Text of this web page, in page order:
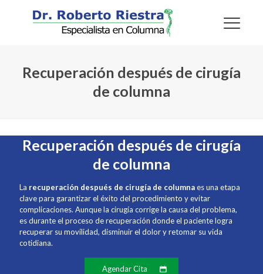
Recuperación después de cirugía
de columna
Recuperación después de cirugía
de columna
La recuperación después de cirugía de columnaes una etapa
clave para garantizar el éxito del procedimiento y evitar
complicaciones. Aunque la cirugía corrige la causa del problema,
es durante el proceso de recuperación donde el paciente logra
recuperar su movilidad, disminuir el dolor y retomar su vida
cotidiana.
Agendar Cita